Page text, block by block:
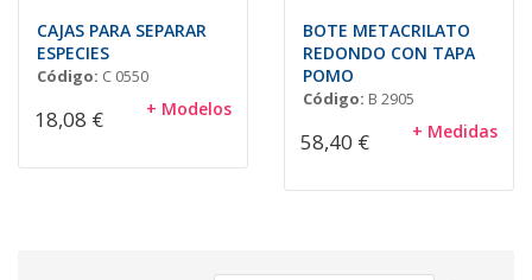
CAJAS PARA SEPARAR
ESPECIES
Código: C 0550
18,08 € + Modelos
BOTE METACRILATO
REDONDO CON TAPA
POMO
Código: B 2905
58,40 € + Medidas